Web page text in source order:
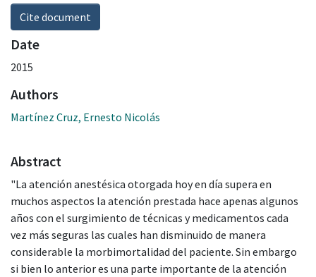
Cite document
Date
2015
Authors
Martínez Cruz, Ernesto Nicolás
Abstract
"La atención anestésica otorgada hoy en día supera en
muchos aspectos la atención prestada hace apenas algunos
años con el surgimiento de técnicas y medicamentos cada
vez más seguras las cuales han disminuido de manera
considerable la morbimortalidad del paciente. Sin embargo
si bien lo anterior es una parte importante de la atención